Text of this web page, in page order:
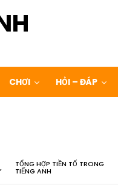
CHƠI HỎI – ĐÁP
TỔNG HỢP TIỀN TỐ TRONG
TIẾNG ANH